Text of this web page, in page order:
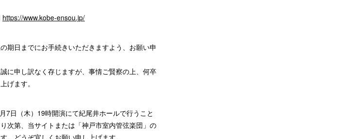
https://www.kobe-ensou.jp/
期日までにお手続きいただきますよう、お願い申
に申し訳なく存じますが、事情ご賢察の上、何卒
げます。
7日（木）19時開演にて紀尾井ホールで行うこと
次第、当サイトまたは「神戸市室内管弦楽団」の
。どうぞ宜しくお願い申し上げます。